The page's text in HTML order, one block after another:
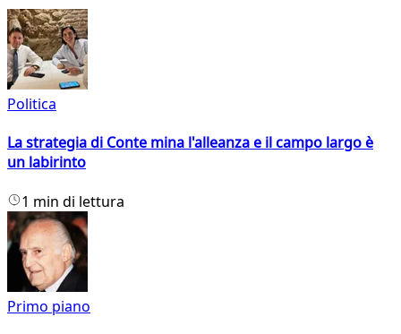
Politica
La strategia di Conte mina l'alleanza e il campo largo è
un labirinto
1 min di lettura
Primo piano